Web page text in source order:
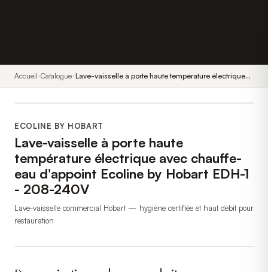
Accueil Catalogue Lave-vaisselle à porte haute température électrique
avec chauffe-eau d'appoint Ecoline by Hobart EDH-1
ECOLINE BY HOBART
Lave-vaisselle à porte haute
température électrique avec chauffe-
eau d'appoint Ecoline by Hobart EDH-1
- 208-240V
Lave-vaisselle commercial Hobart — hygiène certifiée et haut débit pour
restauration